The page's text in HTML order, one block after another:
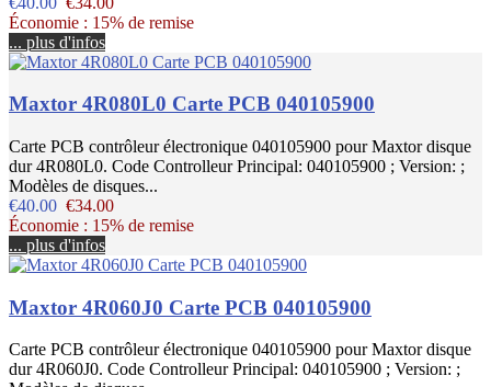
Économie : 15% de remise
... plus d'infos
Maxtor 4R080L0 Carte PCB 040105900
Carte PCB contrôleur électronique 040105900 pour Maxtor disque
dur 4R080L0. Code Controlleur Principal: 040105900 ; Version: ;
Modèles de disques...
€40.00 €34.00
Économie : 15% de remise
... plus d'infos
Maxtor 4R060J0 Carte PCB 040105900
Carte PCB contrôleur électronique 040105900 pour Maxtor disque
dur 4R060J0. Code Controlleur Principal: 040105900 ; Version: ;